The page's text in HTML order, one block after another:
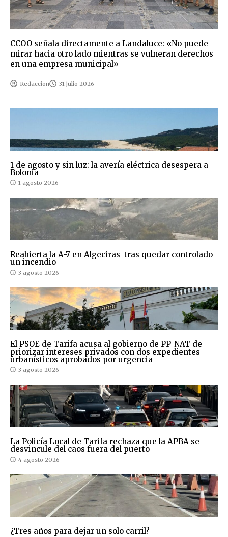
CCOO señala directamente a Landaluce: «No puede
mirar hacia otro lado mientras se vulneran derechos
en una empresa municipal»
Redaccion 31 julio 2026
1 de agosto y sin luz: la avería eléctrica desespera a
Bolonia
1 agosto 2026
Reabierta la A-7 en Algeciras tras quedar controlado
un incendio
3 agosto 2026
El PSOE de Tarifa acusa al gobierno de PP-NAT de
priorizar intereses privados con dos expedientes
urbanísticos aprobados por urgencia
3 agosto 2026
La Policía Local de Tarifa rechaza que la APBA se
desvincule del caos fuera del puerto
4 agosto 2026
¿Tres años para dejar un solo carril?